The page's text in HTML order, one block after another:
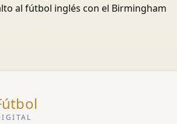
al fútbol inglés con el Birmingham